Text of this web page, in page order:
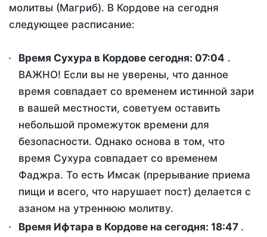
молитвы (Магриб). В Кордове на сегодня
следующее расписание:
Время Сухура в Кордове сегодня: 07:04 .
ВАЖНО! Если вы не уверены, что данное
время совпадает со временем истинной зари
в вашей местности, советуем оставить
небольшой промежуток времени для
безопасности. Однако основа в том, что
время Сухура совпадает со временем
Фаджра. То есть Имсак (прерывание приема
пищи и всего, что нарушает пост) делается с
азаном на утреннюю молитву.
Время Ифтара в Кордове на сегодня: 18:47 .